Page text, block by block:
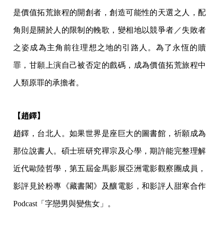
是價值拓荒旅程的開創者，創造可能性的天選之人，配
角則是關於人的限制的輓歌，變相地以競爭者／失敗者
之姿成為主角前往理想之地的引路人。為了永恆的贖
罪，甘願上演自己被否定的戲碼，成為價值拓荒旅程中
人類原罪的承擔者。
【趙鐸】
趙鐸，台北人。如果世界是座巨大的圖書館，祈願成為
那位說書人。碩士班研究禪宗及心學，期許能完整理解
近代歐陸哲學，第五屆金馬影展亞洲電影觀察團成員，
影評見於粉專《藏書閣》及釀電影，和影評人甜寒合作
Podcast「字戀男與變焦女」。